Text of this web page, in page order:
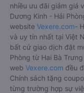
nhiều ưu đãi giảm giá
Dương Kinh - Hải
website Vexere.com-
và uy tín nhất tại Việt
bất cứ giao dịch đặt
Phòng từ Hai Bà
web Vexere.com đều
Chính sách tặng
từng trường hợp sự